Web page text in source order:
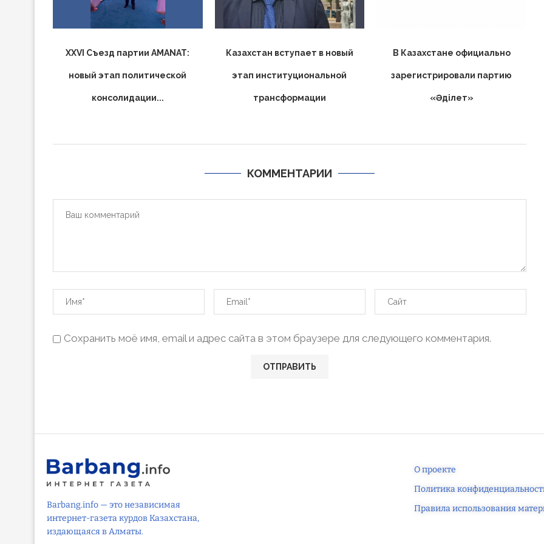
XXVI Съезд партии AMANAT:
новый этап политической
консолидации...
Казахстан вступает в новый
этап институциональной
трансформации
В Казахстане официально
зарегистрировали партию
«Əділет»
КОММЕНТАРИИ
Сохранить моё имя, email и адрес сайта в этом браузере для следующего комментария.
Barbang.info — это независимая
интернет-газета курдов Казахстана,
издающаяся в Алматы.
О проекте
Политика
Правила использования